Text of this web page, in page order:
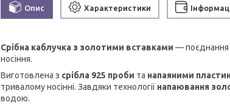
Опис Характеристики
Срібна каблучка з золотими вставками — поєднання
носіння.
Виготовлена з срібла 925 проби та напаяними
тривалому носінні. Завдяки технології напаювання
водою.